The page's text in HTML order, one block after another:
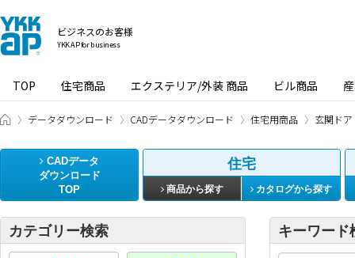
ビジネスのお客様
YKK AP for business
TOP 住宅商品 エクステリア/外装 商品 ビル商品
ビジネスのお客様 HOME
データダウンロード CADデータダウンロード 住宅用商品 玄関ド
CADデータ
ダウンロード
TOP
住宅
商品から探す カタログから探す
カテゴリー検索 キーワード